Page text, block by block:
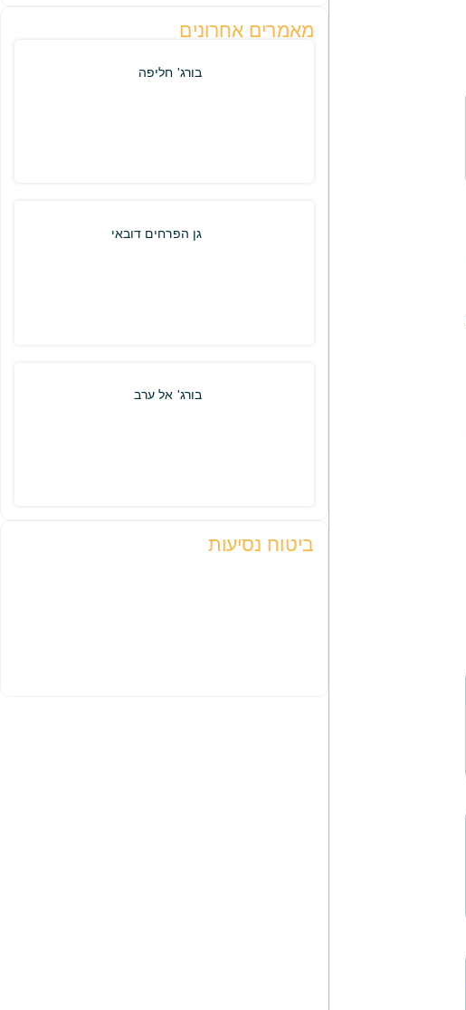
מאמרים אחרונים
בורג' חליפה
גן הפרחים דובאי
בורג' אל ערב
ביטוח נסיעות